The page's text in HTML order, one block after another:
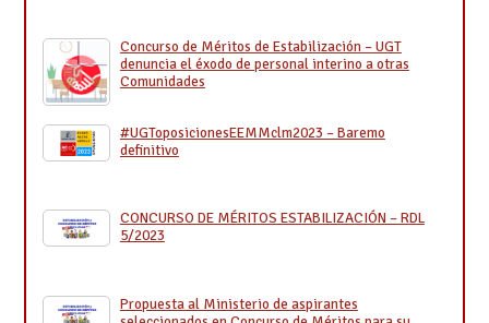
Concurso de Méritos de Estabilización – UGT
denuncia el éxodo de personal interino a otras
Comunidades
#UGToposicionesEEMMclm2023 – Baremo
definitivo
CONCURSO DE MÉRITOS ESTABILIZACIÓN – RDL
5/2023
Propuesta al Ministerio de aspirantes